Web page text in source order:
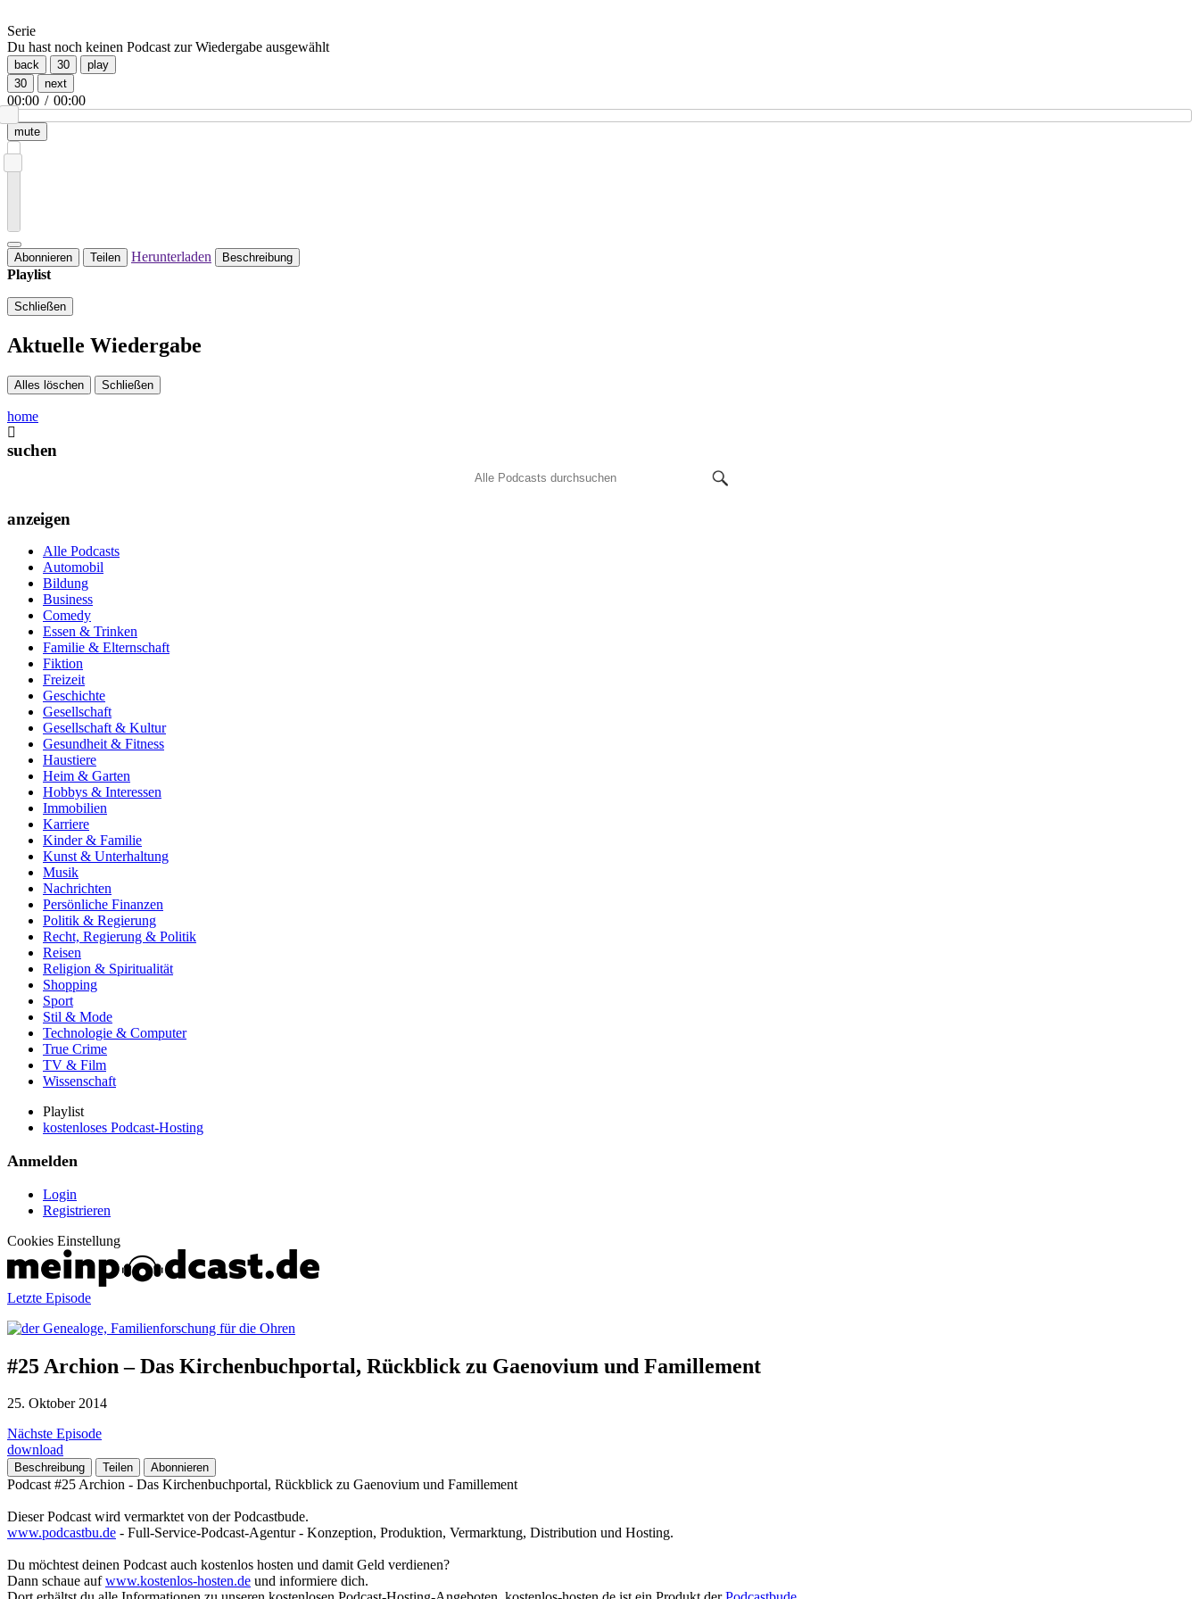
Serie
Du hast noch keinen Podcast zur Wiedergabe ausgewählt
back 30
play
30
next
00:00 / 00:00
mute
Abonnieren Teilen Herunterladen Beschreibung
Playlist
Schließen
Aktuelle Wiedergabe
Alles löschen Schließen
home
suchen
anzeigen
Alle Podcasts
Automobil
Bildung
Business
Comedy
Essen & Trinken
Familie & Elternschaft
Fiktion
Freizeit
Geschichte
Gesellschaft
Gesellschaft & Kultur
Gesundheit & Fitness
Haustiere
Heim & Garten
Hobbys & Interessen
Immobilien
Karriere
Kinder & Familie
Kunst & Unterhaltung
Musik
Nachrichten
Persönliche Finanzen
Politik & Regierung
Recht, Regierung & Politik
Reisen
Religion & Spiritualität
Shopping
Sport
Stil & Mode
Technologie & Computer
True Crime
TV & Film
Wissenschaft
Playlist
kostenloses Podcast-Hosting
Anmelden
Login
Registrieren
Cookies Einstellung
Letzte Episode
#25 Archion – Das Kirchenbuchportal, Rückblick zu Gaenovium und Famillement
25. Oktober 2014
Nächste Episode
download
Beschreibung Teilen Abonnieren
Podcast #25 Archion - Das Kirchenbuchportal, Rückblick zu Gaenovium und Famillement
Dieser Podcast wird vermarktet von der Podcastbude.
www.podcastbu.de - Full-Service-Podcast-Agentur - Konzeption, Produktion, Vermarktung, Distribution und Hosting.
Du möchtest deinen Podcast auch kostenlos hosten und damit Geld verdienen?
Dann schaue aufwww.kostenlos-hosten.de und informiere dich.